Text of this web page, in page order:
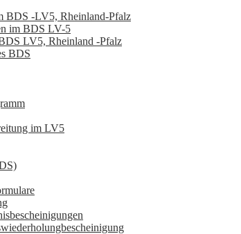
BDS -LV5, Rheinland-Pfalz
im BDS LV-5
LV5, Rheinland -Pfalz
BDS
im LV5